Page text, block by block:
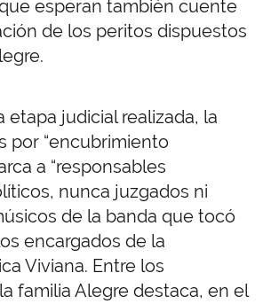
esperan también cuente
de los peritos dispuestos
etapa judicial realizada, la
por “encubrimiento
a “responsables
nunca juzgados ni
de la banda que tocó
encargados de la
Viviana. Entre los
familia Alegre destaca, en el